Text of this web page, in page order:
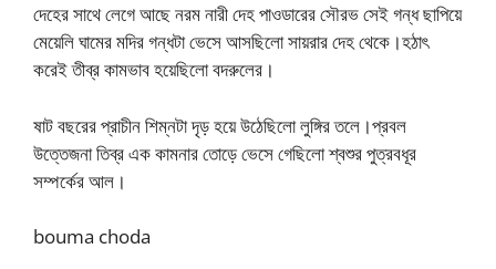
দেহের সাথে লেগে আছে নরম নারী দেহ পাওডারের সৌরভ সেই গন্ধ ছাপিয়ে
মেয়েলি ঘামের মদির গন্ধটা ভেসে আসছিলো সায়রার দেহ থেকে।হঠাৎ
করেই তীব্র কামভাব হয়েছিলো বদরুলের।
ষাট বছরের প্রাচীন শিম্নটা দৃড় হয়ে উঠেছিলো লুঙ্গির তলে।প্রবল
উত্তেজনা তিব্র এক কামনার তোড়ে ভেসে গেছিলো শ্বশুর পুত্রবধূর
সম্পর্কের আল।
bouma choda